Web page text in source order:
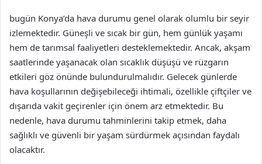
bugün Konya’da hava durumu genel olarak olumlu bir seyir
izlemektedir. Güneşli ve sıcak bir gün, hem günlük yaşamı
hem de tarımsal faaliyetleri desteklemektedir. Ancak, akşam
saatlerinde yaşanacak olan sıcaklık düşüşü ve rüzgarın
etkileri göz önünde bulundurulmalıdır. Gelecek günlerde
hava koşullarının değişebileceği ihtimali, özellikle çiftçiler ve
dışarıda vakit geçirenler için önem arz etmektedir. Bu
nedenle, hava durumu tahminlerini takip etmek, daha
sağlıklı ve güvenli bir yaşam sürdürmek açısından faydalı
olacaktır.